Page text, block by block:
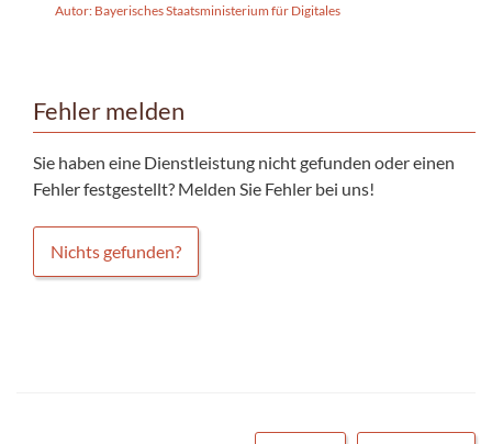
Autor: Bayerisches Staatsministerium für Digitales
Fehler melden
Sie haben eine Dienstleistung nicht gefunden oder einen
Fehler festgestellt? Melden Sie Fehler bei uns!
Nichts gefunden?